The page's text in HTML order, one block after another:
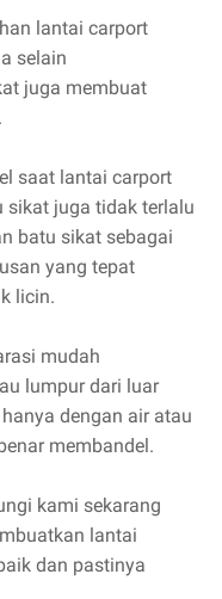
lantai carport
selain
juga membuat
saat lantai carport
sikat juga tidak terlalu
batu sikat sebagai
yang tepat
licin.
mudah
lumpur dari luar
dengan air atau
membandel.
kami sekarang
lantai
dan pastinya